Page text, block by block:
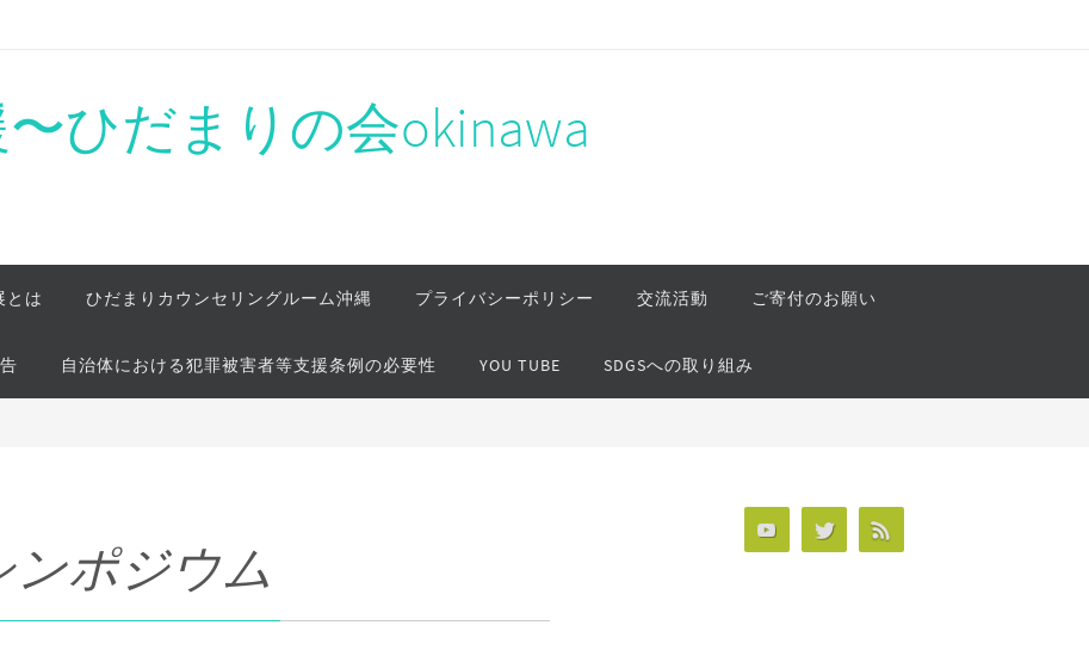
ひだまりの会okinawa
とは ひだまりカウンセリングルーム沖縄 プライバシーポリシー 交流活動 ご寄付のお願い
自治体における犯罪被害者等支援条例の必要性 YOU TUBE SDGSへの取り組み
ンポジウム